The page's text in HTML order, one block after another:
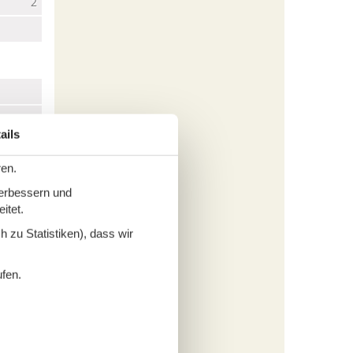
1,5 km
und
zu Statistiken), dass wir